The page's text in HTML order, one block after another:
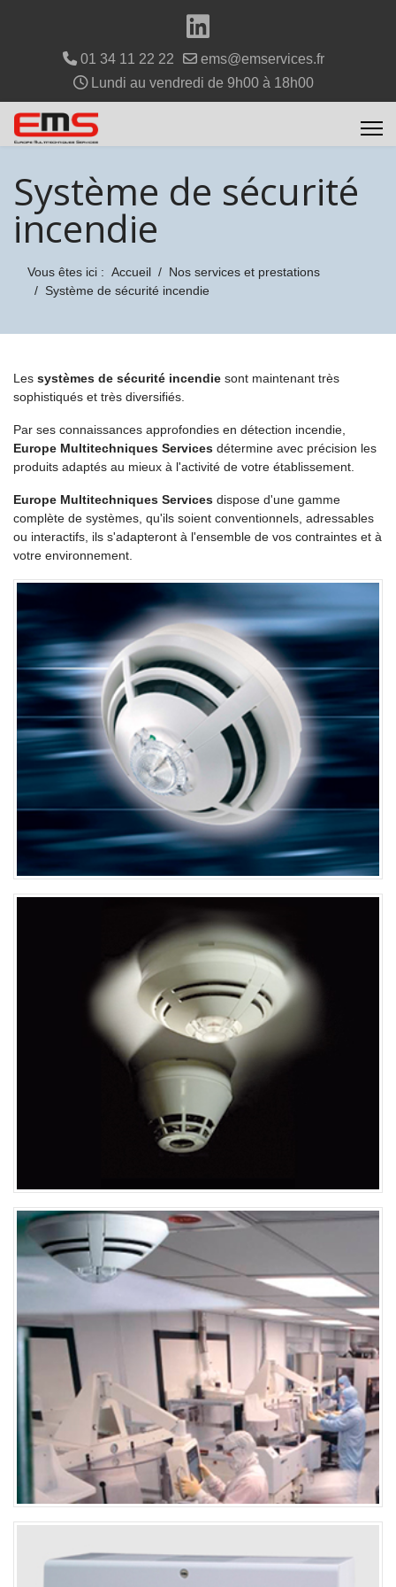
01 34 11 22 22
ems@emservices.fr
Lundi au vendredi de 9h00 à 18h00
Système de sécurité
incendie
Vous êtes ici : Accueil
Nos services et prestations
Système de sécurité incendie
Les systèmes de sécurité incendie sont maintenant très
sophistiqués et très diversifiés.
Par ses connaissances approfondies en détection incendie,
Europe Multitechniques Services détermine avec précision les
produits adaptés au mieux à l'activité de votre établissement.
Europe Multitechniques Services dispose d'une gamme
complète de systèmes, qu'ils soient conventionnels, adressables
ou interactifs, ils s'adapteront à l'ensemble de vos contraintes et à
votre environnement.